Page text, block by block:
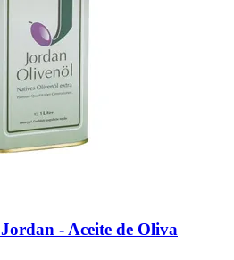
Jordan -​ Aceite de Oliva